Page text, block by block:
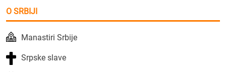
O SRBIJI
Manastiri Srbije
Srpske slave